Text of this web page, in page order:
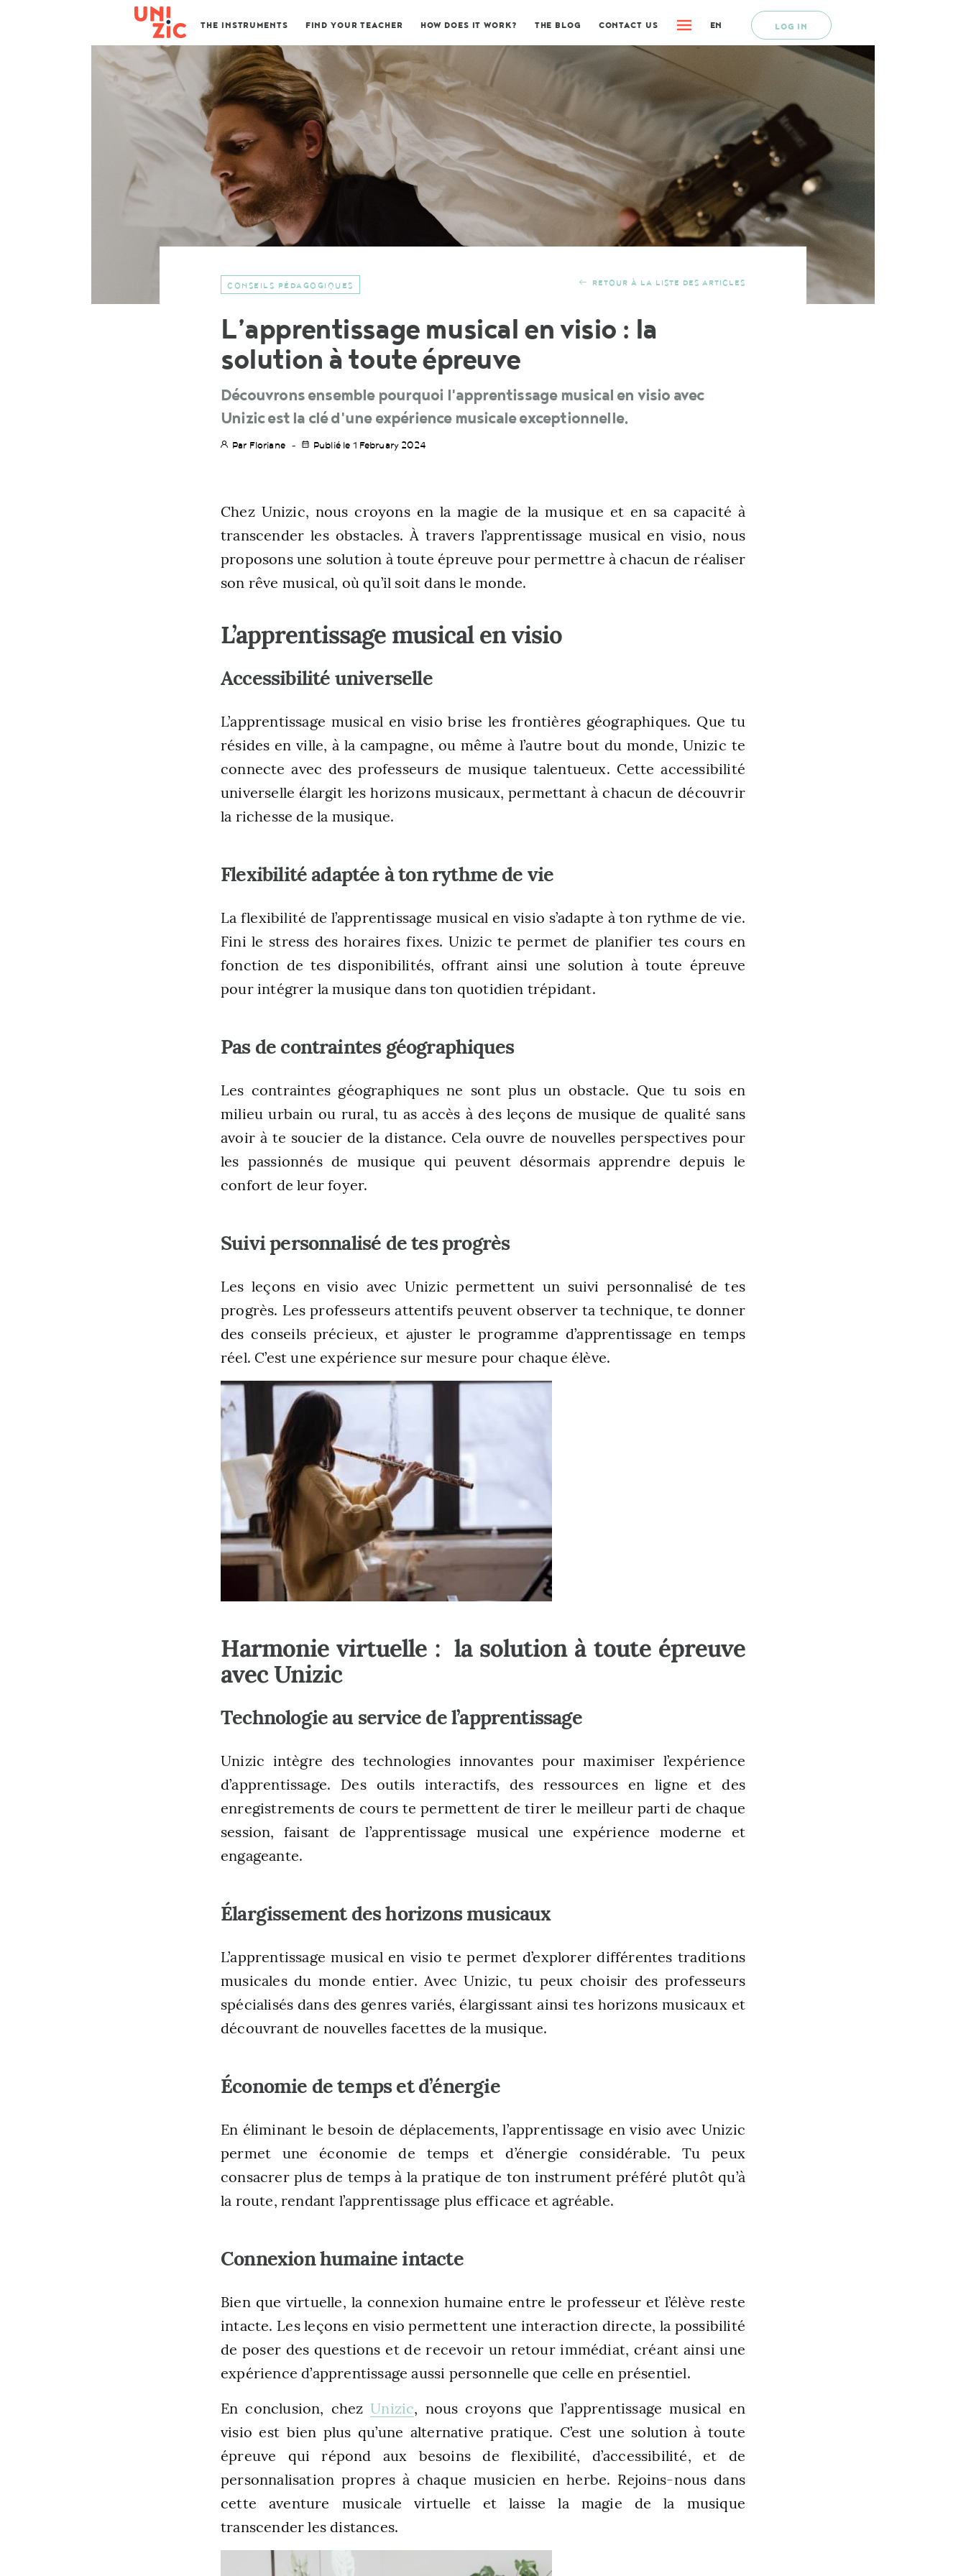
THE INSTRUMENTS FIND YOUR TEACHER HOW DOES IT WORK? THE BLOG CONTACT US EN LOG IN
CONSEILS PÉDAGOGIQUES RETOUR À LA LISTE DES ARTICLES
L’apprentissage musical en visio : la
solution à toute épreuve
Découvrons ensemble pourquoi l'apprentissage musical en visio avec
Unizic est la clé d'une expérience musicale exceptionnelle.
Par Floriane Publié le 1 February 2024
Chez Unizic, nous croyons en la magie de la musique et en sa capacité à
transcender les obstacles. À travers l’apprentissage musical en visio, nous
proposons une solution à toute épreuve pour permettre à chacun de réaliser
son rêve musical, où qu’il soit dans le monde.
L’apprentissage musical en visio
Accessibilité universelle
L’apprentissage musical en visio brise les frontières géographiques. Que tu
résides en ville, à la campagne, ou même à l’autre bout du monde, Unizic te
connecte avec des professeurs de musique talentueux. Cette accessibilité
universelle élargit les horizons musicaux, permettant à chacun de découvrir
la richesse de la musique.
Flexibilité adaptée à ton rythme de vie
La flexibilité de l’apprentissage musical en visio s’adapte à ton rythme de vie.
Fini le stress des horaires fixes. Unizic te permet de planifier tes cours en
fonction de tes disponibilités, offrant ainsi une solution à toute épreuve
pour intégrer la musique dans ton quotidien trépidant.
Pas de contraintes géographiques
Les contraintes géographiques ne sont plus un obstacle. Que tu sois en
milieu urbain ou rural, tu as accès à des leçons de musique de qualité sans
avoir à te soucier de la distance. Cela ouvre de nouvelles perspectives pour
les passionnés de musique qui peuvent désormais apprendre depuis le
confort de leur foyer.
Suivi personnalisé de tes progrès
Les leçons en visio avec Unizic permettent un suivi personnalisé de tes
progrès. Les professeurs attentifs peuvent observer ta technique, te donner
des conseils précieux, et ajuster le programme d’apprentissage en temps
réel. C’est une expérience sur mesure pour chaque élève.
Harmonie virtuelle : la solution à toute épreuve
avec Unizic
Technologie au service de l’apprentissage
Unizic intègre des technologies innovantes pour maximiser l’expérience
d’apprentissage. Des outils interactifs, des ressources en ligne et des
enregistrements de cours te permettent de tirer le meilleur parti de chaque
session, faisant de l’apprentissage musical une expérience moderne et
engageante.
Élargissement des horizons musicaux
L’apprentissage musical en visio te permet d’explorer différentes traditions
musicales du monde entier. Avec Unizic, tu peux choisir des professeurs
spécialisés dans des genres variés, élargissant ainsi tes horizons musicaux et
découvrant de nouvelles facettes de la musique.
Économie de temps et d’énergie
En éliminant le besoin de déplacements, l’apprentissage en visio avec Unizic
permet une économie de temps et d’énergie considérable. Tu peux
consacrer plus de temps à la pratique de ton instrument préféré plutôt qu’à
la route, rendant l’apprentissage plus efficace et agréable.
Connexion humaine intacte
Bien que virtuelle, la connexion humaine entre le professeur et l’élève reste
intacte. Les leçons en visio permettent une interaction directe, la possibilité
de poser des questions et de recevoir un retour immédiat, créant ainsi une
expérience d’apprentissage aussi personnelle que celle en présentiel.
En conclusion, chezUnizic, nous croyons que l’apprentissage musical en
visio est bien plus qu’une alternative pratique. C’est une solution à toute
épreuve qui répond aux besoins de flexibilité, d’accessibilité, et de
personnalisation propres à chaque musicien en herbe. Rejoins-nous dans
cette aventure musicale virtuelle et laisse la magie de la musique
transcender les distances.